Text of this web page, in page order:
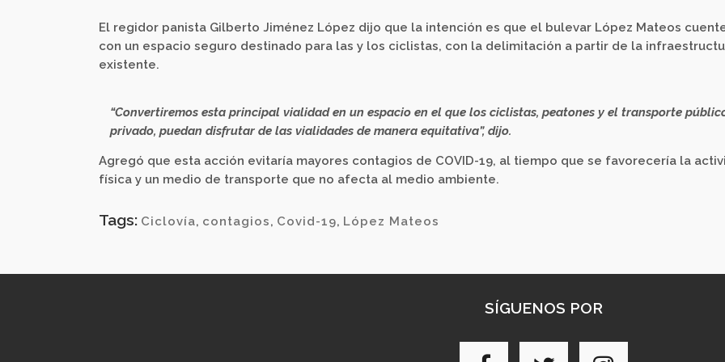
El regidor panista Gilberto Jiménez López dijo que la intención es que el bulevar López Mateos
con un espacio seguro destinado para las y los ciclistas, con la delimitación a partir de la
existente.
“Convertiremos esta principal vialidad en un espacio en el que los ciclistas, peatones y el transporte
privado, puedan disfrutar de las vialidades de manera equitativa”, dijo.
Agregó que esta acción evitaría mayores contagios de COVID-19, al tiempo que se favorecería la
física y un medio de transporte que no afecta al medio ambiente.
Tags: Ciclovía, contagios, Covid-19, López Mateos
SÍGUENOS POR